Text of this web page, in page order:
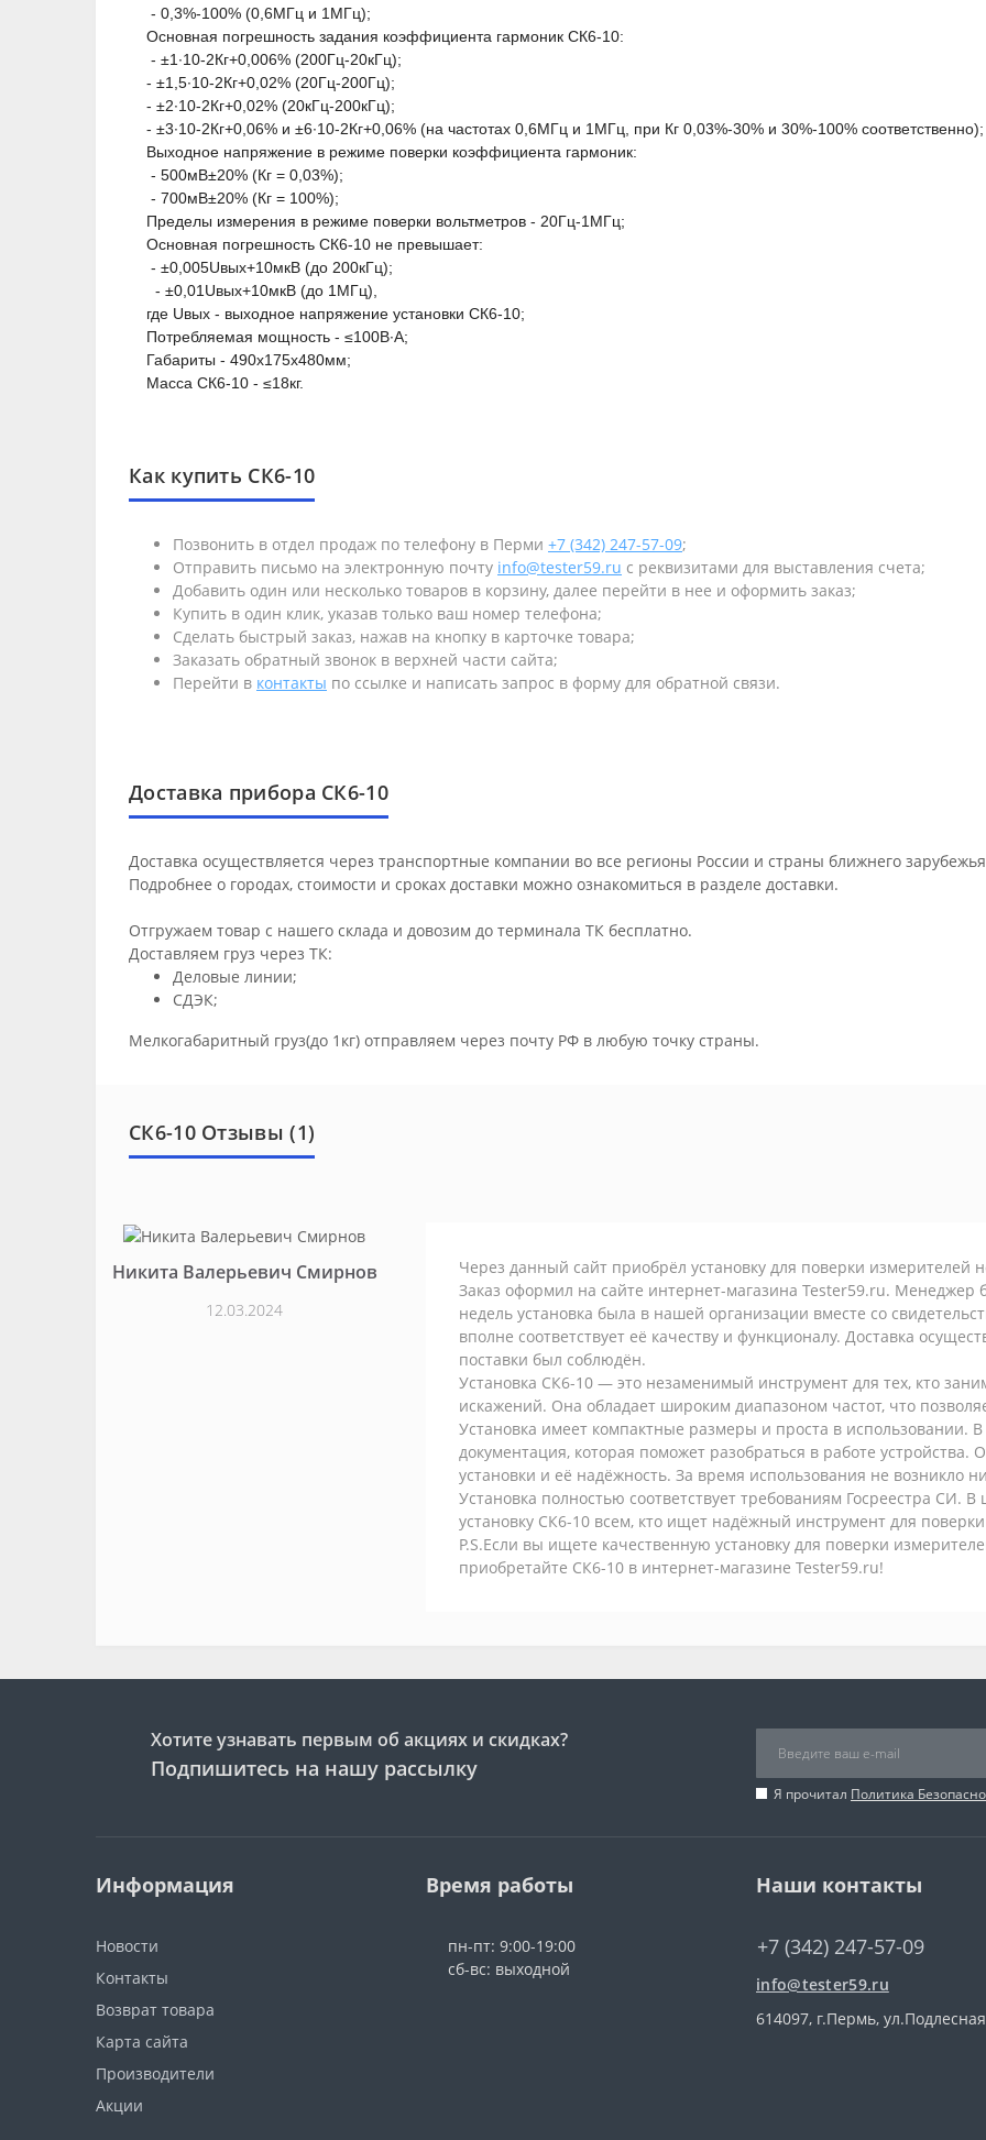
- 0,3%-100% (0,6МГц и 1МГц);
Основная погрешность задания коэффициента гармоник СК6-10:
- ±1∙10-2Кг+0,006% (200Гц-20кГц);
- ±1,5∙10-2Кг+0,02% (20Гц-200Гц);
- ±2∙10-2Кг+0,02% (20кГц-200кГц);
- ±3∙10-2Кг+0,06% и ±6∙10-2Кг+0,06% (на частотах 0,6МГц и 1МГц, при Кг 0,03%-30% и 30%-100% соответственно);
Выходное напряжение в режиме поверки коэффициента гармоник:
- 500мВ±20% (Кг = 0,03%);
- 700мВ±20% (Кг = 100%);
Пределы измерения в режиме поверки вольтметров - 20Гц-1МГц;
Основная погрешность СК6-10 не превышает:
- ±0,005Uвых+10мкВ (до 200кГц);
- ±0,01Uвых+10мкВ (до 1МГц),
где Uвых - выходное напряжение установки СК6-10;
Потребляемая мощность - ≤100В∙А;
Габариты - 490х175х480мм;
Масса СК6-10 - ≤18кг.
Как купить СК6-10
Позвонить в отдел продаж по телефону в Перми +7 (342) 247-57-09;
Отправить письмо на электронную почту info@tester59.ru с реквизитами для выставления счета;
Добавить один или несколько товаров в корзину, далее перейти в нее и оформить заказ;
Купить в один клик, указав только ваш номер телефона;
Сделать быстрый заказ, нажав на кнопку в карточке товара;
Заказать обратный звонок в верхней части сайта;
Перейти в контакты по ссылке и написать запрос в форму для обратной связи.
Доставка прибора СК6-10
Доставка осуществляется через транспортные компании во все регионы России и страны ближнего
Подробнее о городах, стоимости и сроках доставки можно ознакомиться в разделе доставки.
Отгружаем товар с нашего склада и довозим до терминала ТК бесплатно.
Доставляем груз через ТК:
Деловые линии;
СДЭК;
Мелкогабаритный груз(до 1кг) отправляем через почту РФ в любую точку страны.
СК6-10 Отзывы (1)
Никита Валерьевич Смирнов
12.03.2024
Через данный сайт приобрёл установку для поверки измерителей
Заказ оформил на сайте интернет-магазина Tester59.ru. Менеджер
недель установка была в нашей организации вместе со
вполне соответствует её качеству и функционалу. Доставка
поставки был соблюдён.
Установка СК6-10 — это незаменимый инструмент для тех, кто
искажений. Она обладает широким диапазоном частот, что
Установка имеет компактные размеры и проста в использовании.
документация, которая поможет разобраться в работе устройства.
установки и её надёжность. За время использования не возникло
Установка полностью соответствует требованиям Госреестра СИ.
установку СК6-10 всем, кто ищет надёжный инструмент для
P.S.Если вы ищете качественную установку для поверки
приобретайте СК6-10 в интернет-магазине Tester59.ru!
Хотите узнавать первым об акциях и скидках?
Подпишитесь на нашу рассылку
Я прочитал Политика
Информация
Новости
Контакты
Возврат товара
Карта сайта
Производители
Акции
Время работы
пн-пт: 9:00-19:00
сб-вс: выходной
Наши контакты
+7 (342) 247-57-09
info@tester59.ru
614097, г.Пермь,